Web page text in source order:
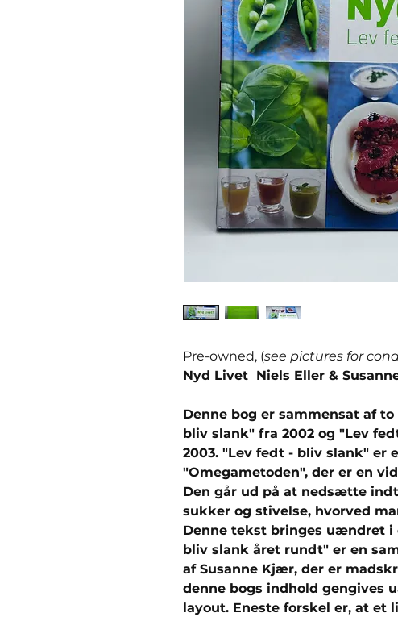
Pre-owned, (see pictures for
Nyd Livet Niels Eller &
Denne bog er sammensat af
bliv slank" fra 2002 og "Lev
2003. "Lev fedt - bliv slank" er
"Omegametoden", der er en
Den går ud på at nedsætte
sukker og stivelse, hvorved
Denne tekst bringes uændret i
bliv slank året rundt" er en
af Susanne Kjær, der er
denne bogs indhold gengives
layout. Eneste forskel er, at et